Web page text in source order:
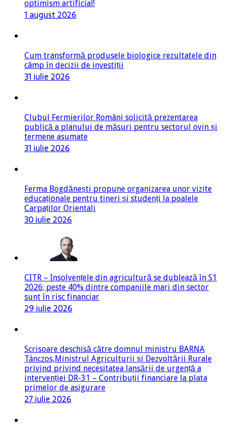
optimism artificial!
1 august 2026
Cum transformă produsele biologice rezultatele din
câmp în decizii de investiții
31 iulie 2026
Clubul Fermierilor Români solicită prezentarea
publică a planului de măsuri pentru sectorul ovin și
termene asumate
31 iulie 2026
Ferma Bogdănești propune organizarea unor vizite
educaționale pentru tineri și studenți la poalele
Carpaților Orientali
30 iulie 2026
CITR – Insolvențele din agricultură se dublează în S1
2026; peste 40% dintre companiile mari din sector
sunt în risc financiar
29 iulie 2026
Scrisoare deschisă către domnul ministru BARNA
Tánczos,Ministrul Agriculturii și Dezvoltării Rurale
privind privind necesitatea lansării de urgență a
intervenției DR-31 – Contribuții financiare la plata
primelor de asigurare
27 iulie 2026